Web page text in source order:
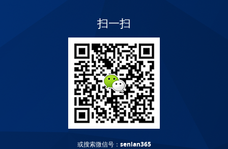
扫一扫
或搜索微信号： senlan365